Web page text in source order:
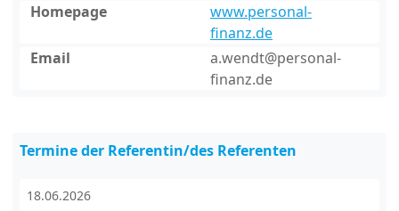
Homepage
www.personal-
finanz.de
Email
a.wendt@personal-
finanz.de
Termine der Referentin/des Referenten
18.06.2026